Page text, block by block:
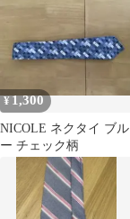
¥1,300
NICOLE ネクタイ ブル
ー チェック柄